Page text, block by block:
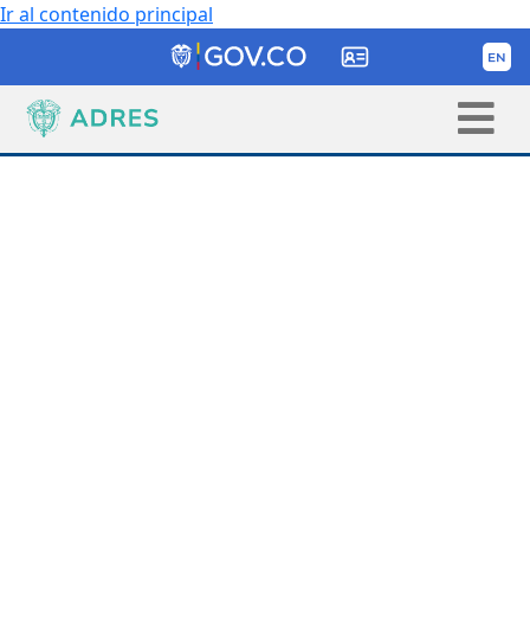
Ir al contenido principal